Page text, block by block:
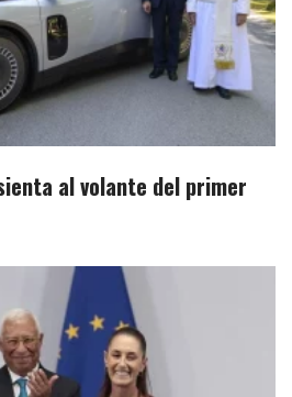
al volante del primer